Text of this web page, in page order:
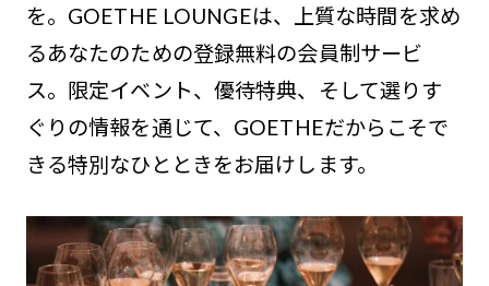
を。GOETHE LOUNGEは、上質な時間を求め
るあなたのための登録無料の会員制サービ
ス。限定イベント、優待特典、そして選りす
ぐりの情報を通じて、GOETHEだからこそで
きる特別なひとときをお届けします。